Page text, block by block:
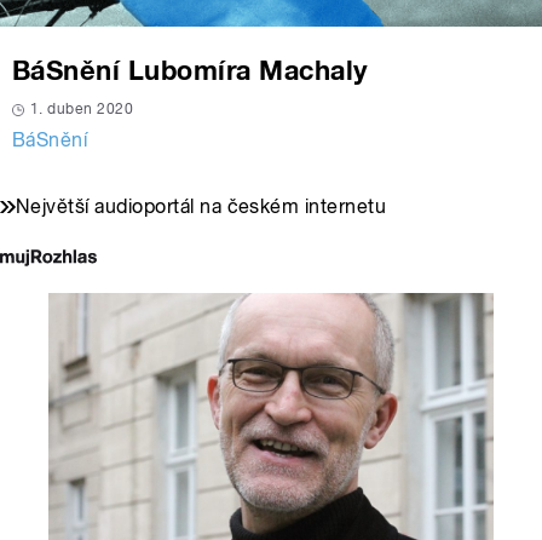
BáSnění Lubomíra Machaly
1. duben 2020
BáSnění
Největší audioportál na českém internetu